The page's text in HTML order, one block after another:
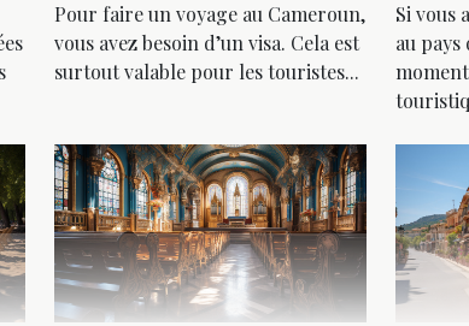
Pour faire un voyage au Cameroun,
vous avez besoin d’un visa. Cela est
surtout valable pour les touristes...
Si vous
au